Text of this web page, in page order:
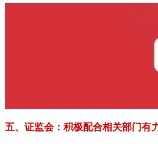
五、证监会：积极配合相关部门有